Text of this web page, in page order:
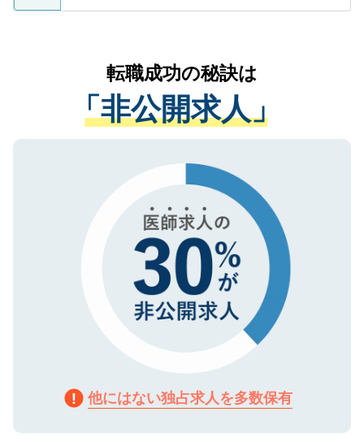
ているすべての個人データはご本人の許可
は、個人情報の取り扱いについての厳密な
管理基準を満たした事業者のみに付与され
る、プライバシーマークを取得済みです。
で、機密保持に関してもご安心ください。
かがいして、現在の医療機関の状況や紹介
経験をまじえながら、適切なアドバイスを
させていただきます。すぐにご転職をされ
ない方には、長期的なサポートが可能です
ので、まずはご登録ください。
転職成功の秘訣は
「非公開求人」
他にはない独占求人を多数保有